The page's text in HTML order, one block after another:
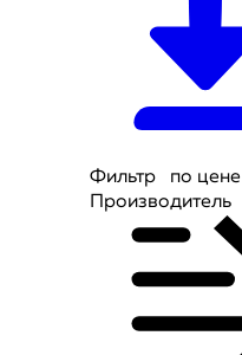
по цене
Фильтр
Производитель